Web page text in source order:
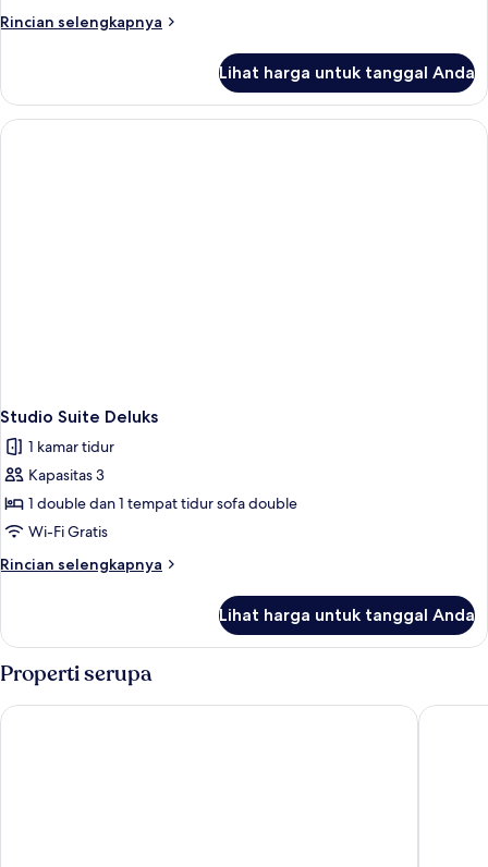
kamar
Rincian selengkapnya
Rincian
Kamar
Twin
Deluks,
Lihat harga untuk tanggal Anda
Studio Suite Deluks
1 kamar tidur
Kapasitas 3
1 double dan 1 tempat tidur sofa double
Wi-Fi Gratis
Rincian selengkapnya
Rincian
Studio
Suite
Deluks
Lihat harga untuk tanggal Anda
Properti serupa
ibis London Greenwich Premier